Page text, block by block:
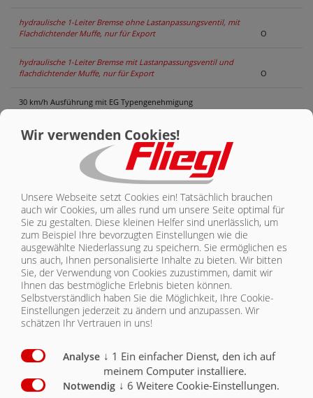
hydraulische 1-Leiter Bremse ohne Lastanpassungsventil, mit
Flachdichtender Muffe, nur für Export
O
hydraulische 1-Leiter Bremse mit Lastanpassungsventil und
flachdichtender Muffe, nur für Export
O
30 km/h Ausführung mit EG Typengenehmigung
Seitenmarkierungsleuchten)
40 km/h Ausführung mit EG Typengenehmigung
und COC Papieren
(incl. Kotflügel, Unterfahrschutz und
Seitenmarkierungsleuchten)
O
25 km/h Ausführung für Export O
stabiler Kugeldrehkranz
Ladungszertifikat nach DIN EN 12640 (für die
Zurlöcher)
O
Ladungszertifikat nach DIN EN 12642-Code XL
Zurrösen / 6 Paar im Aussenrahmen versenkt O
Brücke 8200 mm x 2480 mm
Wir verwenden Cookies!
Unsere Webseite setzt Cookies ein! Tatsächlich brauchen
auch wir Cookies, um alles rund um unsere Seite optimal für
Sie zu gestalten. Diese kleinen Helfer sind unerlässlich, um
zum Beispiel Ihre bevorzugten Einstellungen wie die
ausgewählte Niederlassung zu speichern. Sie ermöglichen es
uns auch, Ihnen personalisierte Inhalte zu bieten. Wir bitten
Sie, der Verwendung von Cookies zuzustimmen, damit wir
Ihnen das bestmögliche Erlebnis bieten können.
Selbstverständlich haben Sie die Möglichkeit, Ihre Cookie-
Einstellungen jederzeit zu ändern und anzupassen. Wir
schätzen Ihr Vertrauen in uns!
Analyse ↓ 1 Ein einfacher Dienst, den ich auf
meinem Computer installiere.
Notwendig ↓ 6 Weitere Cookie-Einstellungen.